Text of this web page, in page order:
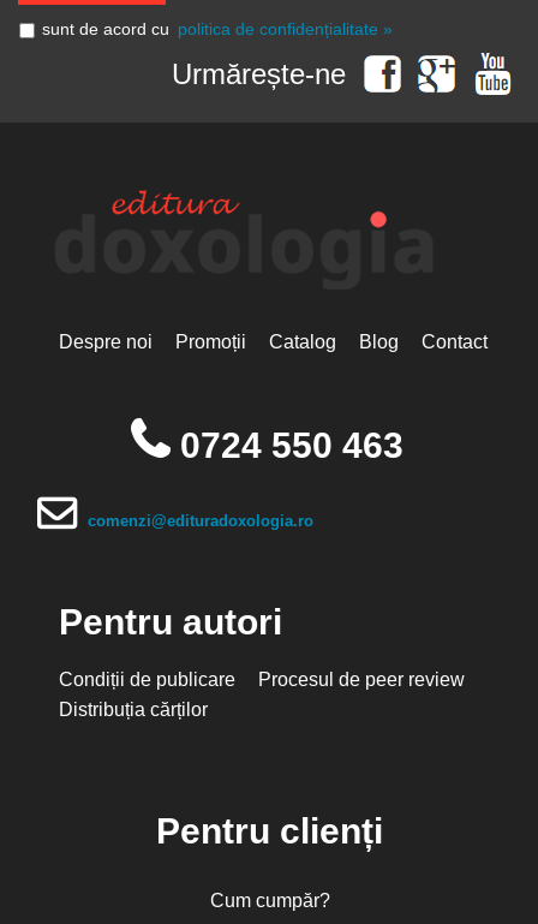
sunt de acord cu politica de confidențialitate »
Urmărește-ne
Despre noi Promoții Catalog Blog Contact
0724 550 463
comenzi@edituradoxologia.ro
Pentru autori
Condiții de publicare
Procesul de peer review
Distribuția cărților
Pentru clienți
Cum cumpăr?